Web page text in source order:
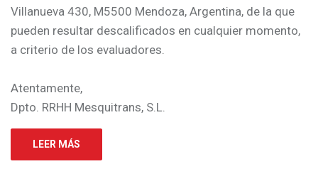
Villanueva 430, M5500 Mendoza, Argentina, de la que
pueden resultar descalificados en cualquier momento,
a criterio de los evaluadores.
Atentamente,
Dpto. RRHH Mesquitrans, S.L.
LEER MÁS